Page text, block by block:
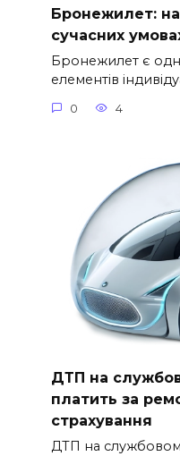
Бронежилет:
сучасних
Бронежилет є
елементів
0 4
ДТП на
платить за
страхування
ДТП на